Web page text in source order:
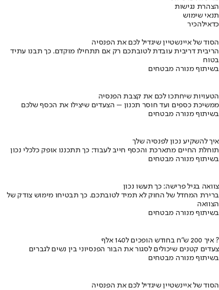
הצהרת נגישות
תנאי שימוש
כדאילהכיר
הסוד של איינשטיין שיגדיל לכם את הפנסיה
הריבית דריבית עובדת לטובתכם רק אם תתחילו מוקדם. כך תבנו עתיד
בטוח
בשיתוף מנורה מבטחים
הטעויות שיחתכו לכם את קצבת הפנסיה
ממשיכת כספים ועד חוסר תכנון – הצעדים שיצילו את הכסף שלכם
בשיתוף מנורה מבטחים
איך להשקיע נכון לפנסיה שלך
תוחלת החיים מתארכת והכסף חייב לעבוד: כך תתכננו אופק כלכלי נכון
בשיתוף מנורה מבטחים
צוואה בגיל פרישה: כך תעשו נכון
ברירת המחדל של החוק לא תמיד לטובתכם. כך תבטיחו מימוש צודק של
הצוואה
בשיתוף מנורה מבטחים
איך 200 ש"ח בחודש הופכים ל140 אלף ?
צעדים קטנים שיכולים לסגור את הבור הפנסיוני בין נשים לגברים
בשיתוף מנורה מבטחים
הסוד של איינשטיין שיגדיל לכם את הפנסיה